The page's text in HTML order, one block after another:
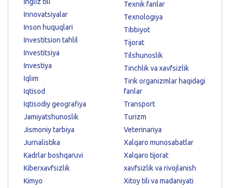
Innovatsiyalar
Inson huquqlari
Investitsion tahlil
Investitsiya
Investiya
Iqlim
Iqtisod
Iqtisodiy geografiya
Jamiyatshunoslik
Jismoniy tarbiya
Jurnalistika
Kadrlar boshqaruvi
Kiberxavfsizlik
Kimyo
Texnik fanlar
Texnologiya
Tibbiyot
Tijorat
Tilshunoslik
Tinchlik va xavfsizlik
Tirik organizmlar haqidagi
fanlar
Transport
Turizm
Veterinariya
Xalqaro munosabatlar
Xalqaro tijorat
xavfsizlik va rivojlanish
Xitoy tili va madaniyati